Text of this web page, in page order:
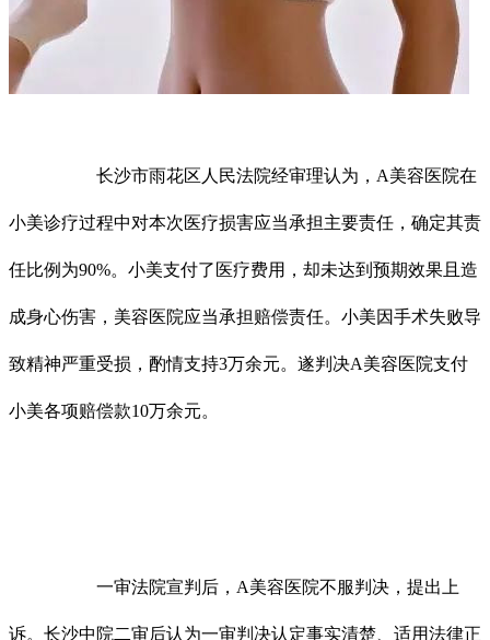
长沙市雨花区人民法院经审理认为，A美容医院在
小美诊疗过程中对本次医疗损害应当承担主要责任，确定其责
任比例为90%。小美支付了医疗费用，却未达到预期效果且造
成身心伤害，美容医院应当承担赔偿责任。小美因手术失败导
致精神严重受损，酌情支持3万余元。遂判决A美容医院支付
小美各项赔偿款10万余元。
一审法院宣判后，A美容医院不服判决，提出上
诉。长沙中院二审后认为一审判决认定事实清楚、适用法律正